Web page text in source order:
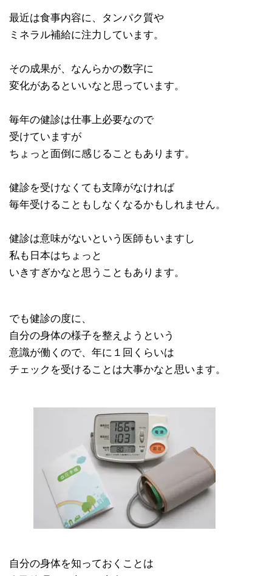
最近は食事内容に、タンパク質や
ミネラル補給に注力しています。
その成果が、なんらかの数字に
変化があるといいなと思っています。
毎年の健診は仕事上必要なので
受けていますが
ちょっと面倒に感じることもあります。
健診を受けなくても支障がなければ
毎年受けることもしなくなるかもしれません。
健診は意味がないという医師もいますし
私も日本はちょっと
いきすぎかなと思うこともあります。
でも健診の度に、
自分の身体の様子を整えようという
意識が働くので、年に１回くらいは
チェックを受けることは大事かなと思います。
自分の身体を知っておくことは